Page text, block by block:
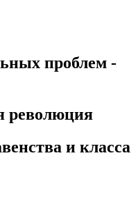
проблем -
революция
и класса